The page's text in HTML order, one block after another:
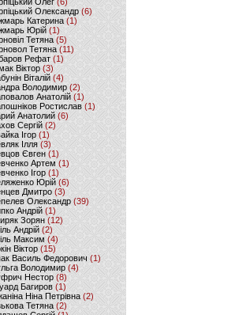
Олександр (6)
Катерина (1)
Юрій (1)
Тетяна (5)
Тетяна (11)
Рефат (1)
Віктор(3)
Віталій (4)
Володимир (2)
Анатолій(1)
Ростислав(1)
Анатолий(6)
Сергій(2)
Ігор (1)
Ілля (3)
Євген (1)
Артем(1)
Ігор(1)
Юрій (6)
Дмитро (3)
Олександр (39)
Андрій(1)
Зорян(12)
Андрій(2)
Максим (4)
Віктор (15)
Василь Федорович (1)
Володимир (4)
Нестор(8)
Багиров (1)
Ніна Петрівна (2)
Тетяна(2)